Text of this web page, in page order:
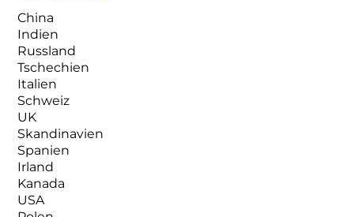
China
Indien
Russland
Tschechien
Italien
Schweiz
UK
Skandinavien
Spanien
Irland
Kanada
USA